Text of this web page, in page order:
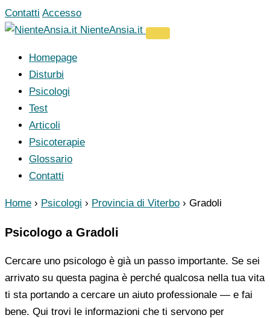
Vai
al
Contatti Accesso
NienteAnsia.it
Homepage
Disturbi
Psicologi
Test
Articoli
Psicoterapie
Glossario
Contatti
Home › Psicologi › Provincia di Viterbo › Gradoli
Psicologo a Gradoli
Cercare uno psicologo è già un passo importante. Se sei
arrivato su questa pagina è perché qualcosa nella tua vita
ti sta portando a cercare un aiuto professionale — e fai
bene. Qui trovi le informazioni che ti servono per